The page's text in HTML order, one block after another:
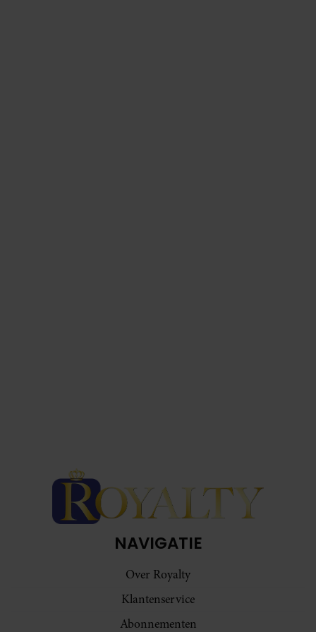
NAVIGATIE
Over Royalty
Klantenservice
Abonnementen